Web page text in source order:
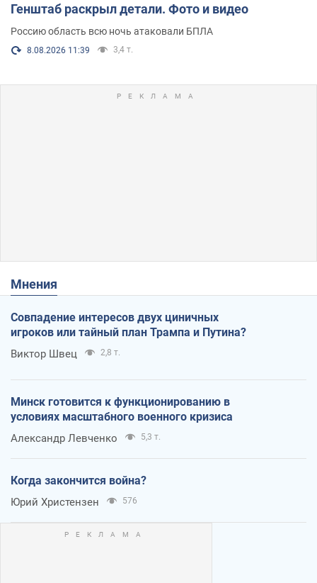
Генштаб раскрыл детали. Фото и видео
Россию область всю ночь атаковали БПЛА
8.08.2026 11:39 3,4 т.
Мнения
Совпадение интересов двух циничных
игроков или тайный план Трампа и Путина?
Виктор Швец 2,8 т.
Минск готовится к функционированию в
условиях масштабного военного кризиса
Александр Левченко 5,3 т.
Когда закончится война?
Юрий Христензен 576